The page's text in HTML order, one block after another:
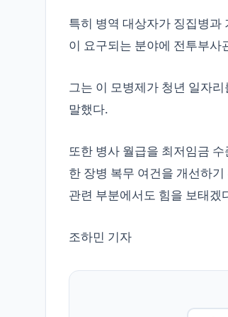
특히 병역 대상자가 징집병과
이 요구되는 분야에 전투부
그는 이 모병제가 청년 일자
말했다.
또한 병사 월급을 최저임금
한 장병 복무 여건을 개선하
관련 부분에서도 힘을 보태겠
조하민 기자